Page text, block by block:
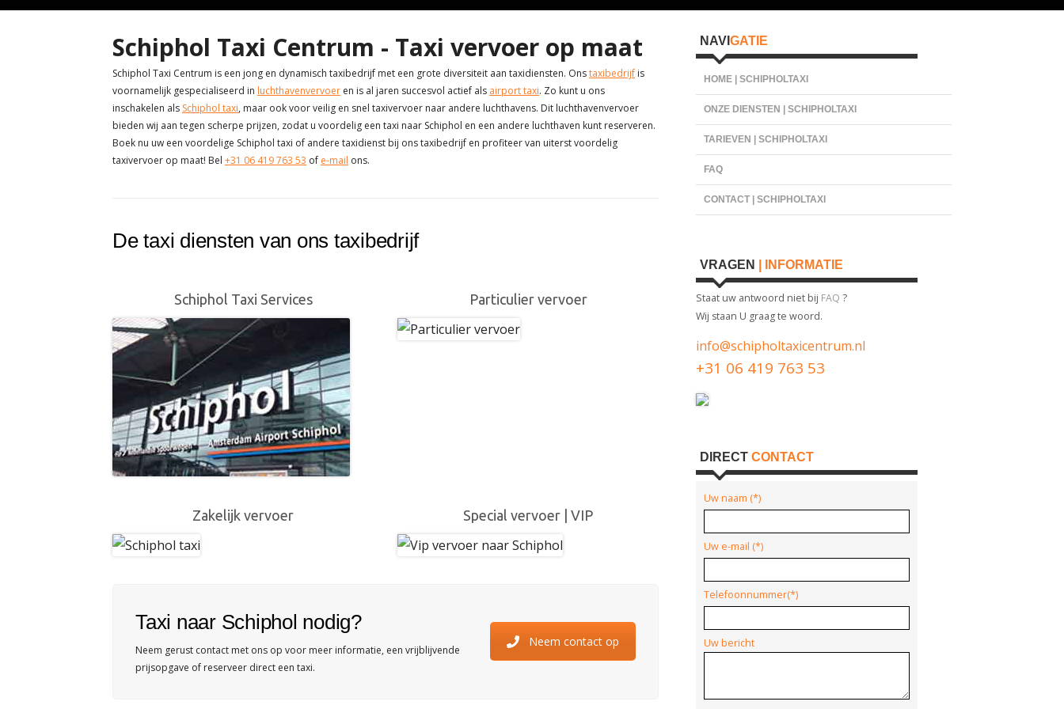
Schiphol Taxi Centrum - Taxi vervoer op maat
Schiphol Taxi Centrum is een jong en dynamisch taxibedrijf met een grote diversiteit aan taxidiensten. Onstaxibedrijf is
voornamelijk gespecialiseerd in luchthavenvervoer en is al jaren succesvol actief als airport taxi. Zo kunt u ons
inschakelen als Schiphol taxi, maar ook voor veilig en snel taxivervoer naar andere luchthavens. Dit luchthavenvervoer
bieden wij aan tegen scherpe prijzen, zodat u voordelig een taxi naar Schiphol en een andere luchthaven kunt reserveren.
Boek nu uw een voordelige Schiphol taxi of andere taxidienst bij ons taxibedrijf en profiteer van uiterst voordelig
taxivervoer op maat! Bel +31 06 419 763 53 of e-mail ons.
De taxi diensten van ons taxibedrijf
Schiphol Taxi Services Particulier vervoer
Zakelijk vervoer Special vervoer | VIP
Taxi naar Schiphol nodig?
Neem gerust contact met ons op voor meer informatie, een vrijblijvende
prijsopgave of reserveer direct een taxi.
Neem contact op
Hoofd
sidebar
NAVI GATIE
HOME | SCHIPHOLTAXI
ONZE DIENSTEN | SCHIPHOLTAXI
TARIEVEN | SCHIPHOLTAXI
FAQ
CONTACT | SCHIPHOLTAXI
VRAGEN | INFORMATIE
Staat uw antwoord niet bij FAQ ?
Wij staan U graag te woord.
info@schipholtaxicentrum.nl
+31 06 419 763 53
DIRECT CONTACT
Uw naam (*)
Uw e-mail (*)
Telefoonnummer(*)
Uw bericht